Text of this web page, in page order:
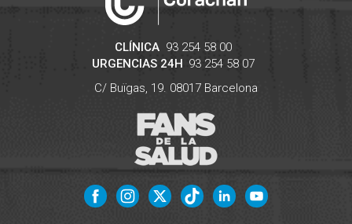
CLÍNICA 93 254 58 00
URGENCIAS 24H 93 254 58 07
C/ Buïgas, 19. 08017 Barcelona